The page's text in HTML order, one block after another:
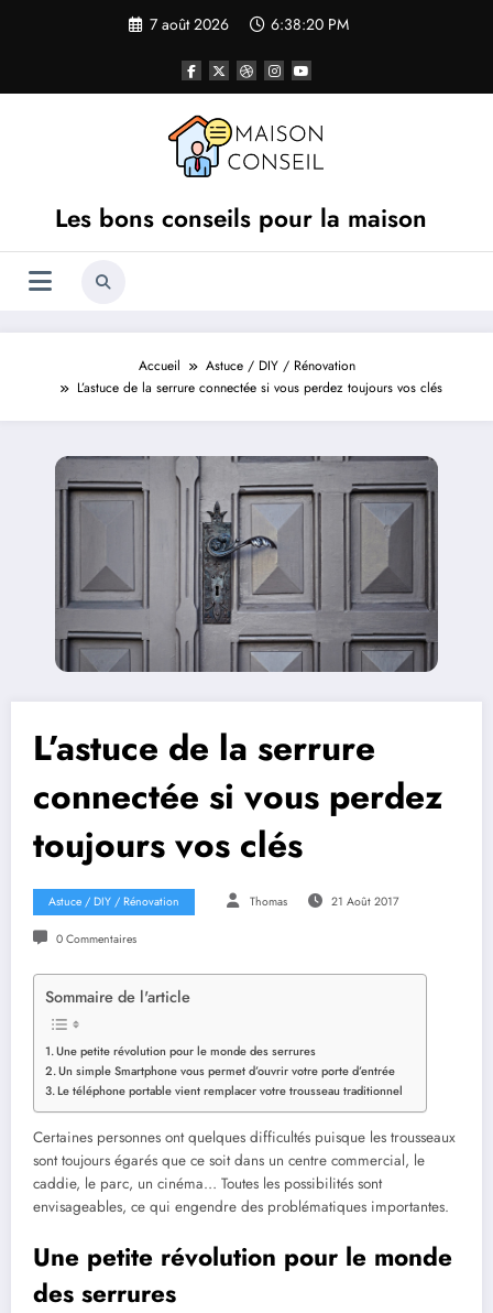
7 août 2026 6:38:21 PM
Les bons conseils pour la maison
Accueil
Astuce / DIY / Rénovation
L’astuce de la serrure connectée si vous perdez toujours vos clés
L’astuce de la serrure
connectée si vous perdez
toujours vos clés
Astuce / DIY / Rénovation Thomas 21 Août 2017
0 Commentaires
Sommaire de l'article
Une petite révolution pour le monde des serrures
Un simple Smartphone vous permet d’ouvrir votre porte d’entrée
Le téléphone portable vient remplacer votre trousseau traditionnel
Certaines personnes ont quelques difficultés puisque les trousseaux
sont toujours égarés que ce soit dans un centre commercial, le
caddie, le parc, un cinéma… Toutes les possibilités sont
envisageables, ce qui engendre des problématiques importantes.
Une petite révolution pour le monde
des serrures